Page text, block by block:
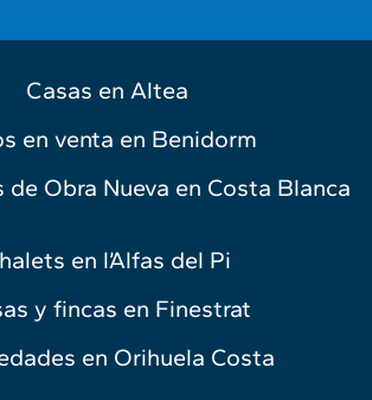
Casas en Altea
en venta en Benidorm
de Obra Nueva en Costa Blanca
en l’Alfas del Pi
y fincas en Finestrat
en Orihuela Costa